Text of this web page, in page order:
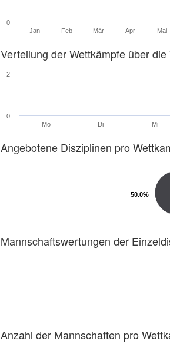
Jan Feb Mär Apr Mai
0
Verteilung der Wettkämpfe über die
Mo Di Mi
0
2
Angebotene Disziplinen pro
50.0%
50.0%
Mannschaftswertungen der
Anzahl der Mannschaften pro